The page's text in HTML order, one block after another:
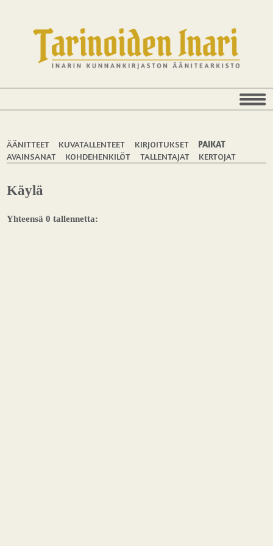
ÄÄNITTEET KUVATALLENTEET KIRJOITUKSET
PAIKAT
AVAINSANAT
KOHDEHENKILÖT TALLENTAJAT KERTOJAT
Käylä
Yhteensä 0 tallennetta: